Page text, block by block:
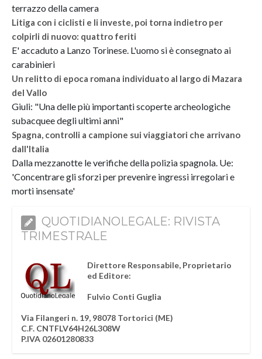
terrazzo della camera
Litiga con i ciclisti e li investe, poi torna indietro per
colpirli di nuovo: quattro feriti
E' accaduto a Lanzo Torinese. L'uomo si è consegnato ai
carabinieri
Un relitto di epoca romana individuato al largo di Mazara
del Vallo
Giuli: "Una delle più importanti scoperte archeologiche
subacquee degli ultimi anni"
Spagna, controlli a campione sui viaggiatori che arrivano
dall'Italia
Dalla mezzanotte le verifiche della polizia spagnola. Ue:
'Concentrare gli sforzi per prevenire ingressi irregolari e
morti insensate'
QUOTIDIANOLEGALE: RIVISTA
TRIMESTRALE
Direttore Responsabile, Proprietario
ed Editore:
Fulvio Conti Guglia
Via Filangeri n. 19, 98078 Tortorici (ME)
C.F. CNTFLV64H26L308W
P.IVA 02601280833